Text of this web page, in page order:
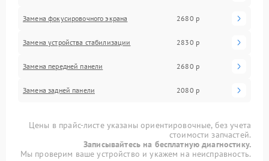
Замена фокусировочного экрана 2680 р
Замена устройства стабилизации 2830 р
Замена передней панели 2680 р
Замена задней панели 2080 р
Цены в прайс-листе указаны ориентировочные, без учета
стоимости запчастей.
Записывайтесь на бесплатную диагностику.
Мы проверим ваше устройство и укажем на неисправность.